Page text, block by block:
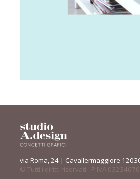
via Roma, 24 | Cavallermaggiore
© Tutti i diritti riservati - P.IVA